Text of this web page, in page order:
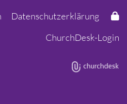
Datenschutzerklärung
ChurchDesk-Login